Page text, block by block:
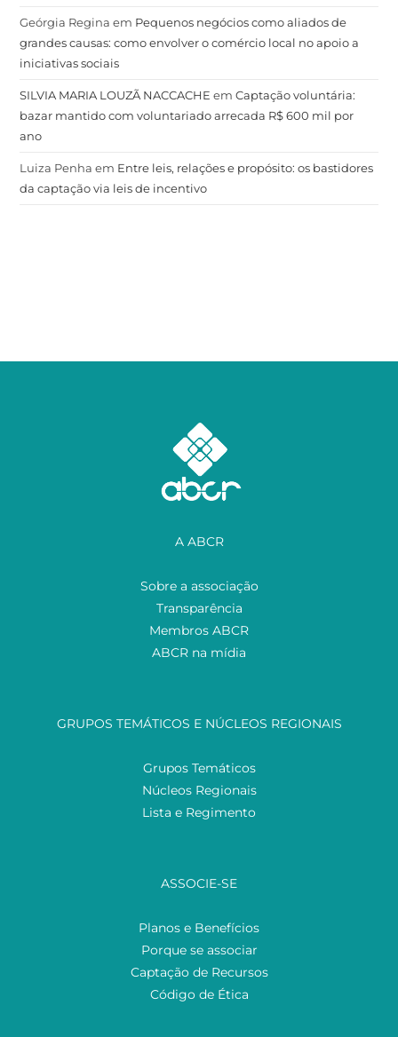
Geórgia Regina em Pequenos negócios como aliados de
grandes causas: como envolver o comércio local no apoio a
iniciativas sociais
SILVIA MARIA LOUZÃ NACCACHE emCaptação voluntária:
bazar mantido com voluntariado arrecada R$ 600 mil por
ano
Luiza Penha em Entre leis, relações e propósito: os bastidores
da captação via leis de incentivo
A ABCR
Sobre a associação
Transparência
Membros ABCR
ABCR na mídia
GRUPOS TEMÁTICOS E NÚCLEOS REGIONAIS
Grupos Temáticos
Núcleos Regionais
Lista e Regimento
ASSOCIE-SE
Planos e Benefícios
Porque se associar
Captação de Recursos
Código de Ética